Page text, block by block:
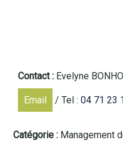
Contact : Evelyne
Email / Tel :04 71 23
Catégorie
Management